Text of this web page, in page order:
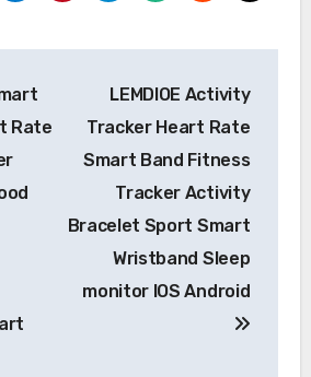
Rate
LEMDIOE Activity
Tracker Heart Rate
Smart Band Fitness
Tracker Activity
Bracelet Sport Smart
Wristband Sleep
monitor IOS Android